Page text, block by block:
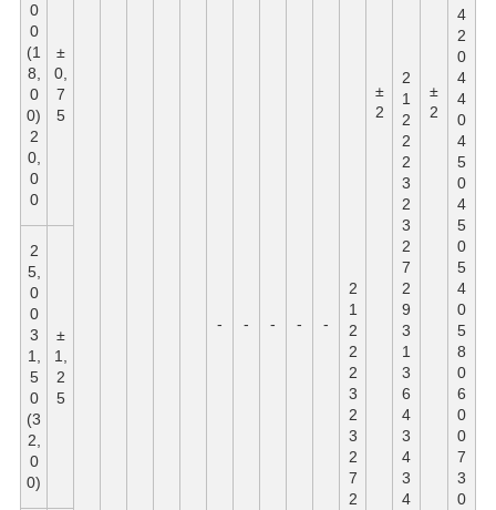
2
1
2
2
2
3
2
3
2
7
2
±
2
2
1
2
2
2
3
2
3
2
7
2
9
3
1
3
6
4
3
4
3
4
±
2
4
2
0
4
4
0
4
5
0
4
5
0
5
4
0
5
8
0
6
0
0
7
3
0
0
0
(1
8,
0
0)
2
0,
0
0
±
0,
7
5
- - - - -
2
5,
0
0
3
1,
5
0
(3
2,
0
0)
±
1,
2
5